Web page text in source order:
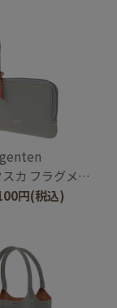
genten
フラグメントケース
円(税込)